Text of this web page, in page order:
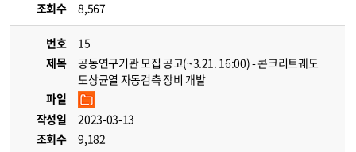
조회수 8,567
번호
15
제목
공동연구기관 모집 공고(~3.21. 16:00) - 콘크리트궤도
도상균열 자동검측 장비 개발
파일
작성일
2023-03-13
조회수
9,182